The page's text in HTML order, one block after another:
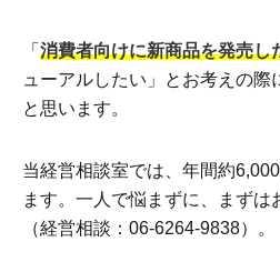
「 消費者向けに新商品を発売し
ューアルしたい」とお考えの
と思います。
当経営相談室では、年間約
ます。一人で悩まずに、まずは
（経営相談：06-6264-9838）。